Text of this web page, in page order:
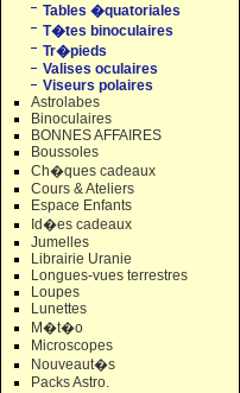
Tables �quatoriales
T�tes binoculaires
Tr�pieds
Valises oculaires
Viseurs polaires
Astrolabes
Binoculaires
BONNES AFFAIRES
Boussoles
Ch�ques cadeaux
Cours & Ateliers
Espace Enfants
Id�es cadeaux
Jumelles
Librairie Uranie
Longues-vues terrestres
Loupes
Lunettes
M�t�o
Microscopes
Nouveaut�s
Packs Astro.